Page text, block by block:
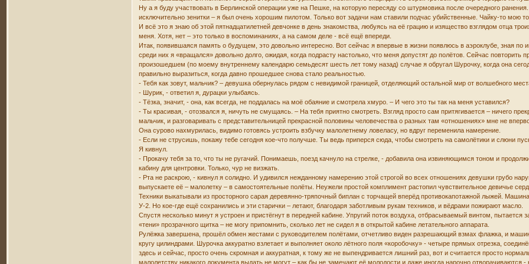
Ну а я буду участвовать в Берлинской операции уже на Пешке, на которую пересяду со штурмовика после очередного
исключительно зенитки – я был очень хорошим пилотом. Только вот задачи нам ставили подчас убийственные. Чайку-то мою
И всё это я знаю об этой пятнадцатилетней девчонке в день знакомства, любуясь на её грацию и изящество взглядом отца
меня. Хотя, нет – это только в воспоминаниях, а на самом деле - всё ещё впереди.
Итак, появившаяся память о будущем, это довольно интересно. Вот сейчас я впервые в жизни появлюсь в аэроклубе, зная по
среди них я «вращался» довольно долго, ожидая, когда подрасту настолько, что меня допустят до полётов. Сейчас
произошедшем (по моему внутреннему календарю семьдесят шесть лет тому назад) случае я обругал Шурочку, когда она
правильно выразиться, когда давно прошедшее снова стало реальностью.
- Тебя как зовут, мальчик? – девушка обернулась рядом с невидимой границей, отделяющий остальной мир от волшебного
- Шурик, - ответил я, дурацки улыбаясь.
- Тёзка, значит, - она, как всегда, не поддалась на моё обаяние и смотрела хмуро. – И чего это ты так на меня уставился?
- Ты красивая, - отозвался я, ничуть не смущаясь. – На тебя приятно смотреть. Взгляд просто сам притягивается – ничего
мальчик, и разговаривать с представительницей прекрасной половины человечества о разных там «отношениях» мне не
Она сурово нахмурилась, видимо готовясь устроить взбучку малолетнему ловеласу, но вдруг переменила намерение.
- Если не струсишь, покажу тебе сегодня кое-что получше. Ты ведь приперся сюда, чтобы смотреть на самолётики и слюни
Я кивнул.
- Прокачу тебя за то, что ты не ругачий. Понимаешь, поезд качнуло на стрелке, - добавила она извиняющимся тоном и
кабину для центровки. Только, чур не визжать.
- Рта не раскрою, - кивнул я солидно. И удивился нежданному намерению этой строгой во всех отношениях девушки грубо
выпускаете её – малолетку – в самостоятельные полёты. Неужели простой комплимент растопил чувствительное девичье
Техники выкатывали из просторного сарая деревянно-тряпочный биплан с торчащей вперёд противокапотажной лыжей.
У-2. Но кое-где ещё сохранились и эти старички – летают, благодаря заботливым рукам техников, и вёдрами пожирают масло.
Спустя несколько минут я устроен и пристёгнут в передней кабине. Упругий поток воздуха, отбрасываемый винтом, пытается
«тени» прозрачного щитка – не могу припомнить, сколько лет не сидел я в открытой кабине летательного аппарата.
Рулёжка завершена, прошёл обмен жестами с руководителем полётами, отчетливо виден разрешающий взмах флажка, и
кругу цилиндрами. Шурочка аккуратно взлетает и выполняет около лётного поля «коробочку» - четыре прямых отрезка,
здесь и сейчас, просто очень скромная и аккуратная, к тому же не выпендривается лишний раз, вот и считается просто
малолетству никакого документа выдать не могут – как бы не замечают её молодости и даже иногда нарочно